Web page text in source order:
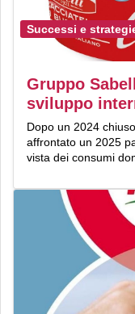
Successi e
Gruppo
sviluppo
Dopo un 2024
affrontato un 2025
vista dei consumi